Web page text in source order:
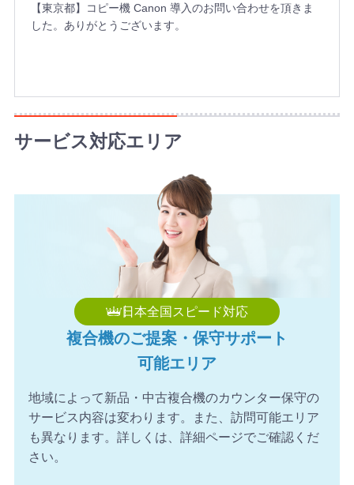
【東京都】コピー機 Canon 導入のお問い合わせを頂きま
した。ありがとうございます。
サービス対応エリア
日本全国スピード対応
複合機のご提案・保守サポート
可能エリア
地域によって新品・中古複合機のカウンター保守の
サービス内容は変わります。また、訪問可能エリア
も異なります。詳しくは、詳細ページでご確認くだ
さい。